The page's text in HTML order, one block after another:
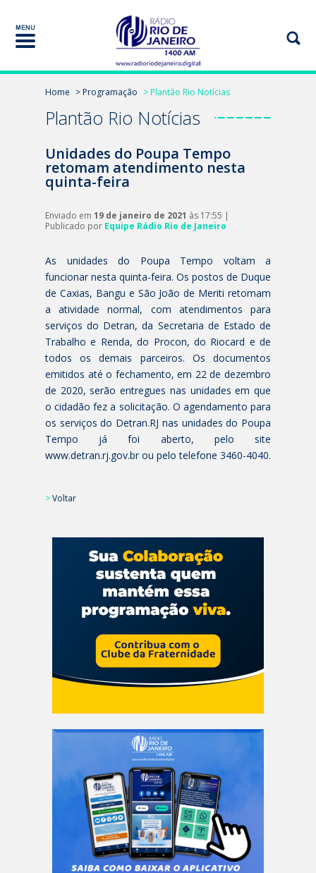
Home > Programação > Plantão Rio Notícias
Plantão Rio Notícias
Unidades do Poupa Tempo
retomam atendimento nesta
quinta-feira
Enviado em 19 de janeiro de 2021 às 17:55 |
Publicado por Equipe Rádio Rio de Janeiro
As unidades do Poupa Tempo voltam a
funcionar nesta quinta-feira. Os postos de Duque
de Caxias, Bangu e São João de Meriti retomam
a atividade normal, com atendimentos para
serviços do Detran, da Secretaria de Estado de
Trabalho e Renda, do Procon, do Riocard e de
todos os demais parceiros. Os documentos
emitidos até o fechamento, em 22 de dezembro
de 2020, serão entregues nas unidades em que
o cidadão fez a solicitação. O agendamento para
os serviços do Detran.RJ nas unidades do Poupa
Tempo já foi aberto, pelo site
www.detran.rj.gov.br ou pelo telefone 3460-4040.
>Voltar